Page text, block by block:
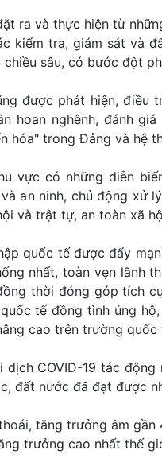
ra và thực hiện từ
kiểm tra, giám sát và
sâu, có bước đột
được phát hiện,
hoan nghênh, đánh
hóa" trong Đảng và hệ
vực có những diễn
an ninh, chủ động xử
và trật tự, an toàn xã
quốc tế được đẩy
nhất, toàn vẹn lãnh
thời đóng góp tích
tế đồng tình ủng
cao trên trường quốc
COVID-19 tác
đất nước đã đạt được
tăng trưởng âm
trưởng cao nhất thế